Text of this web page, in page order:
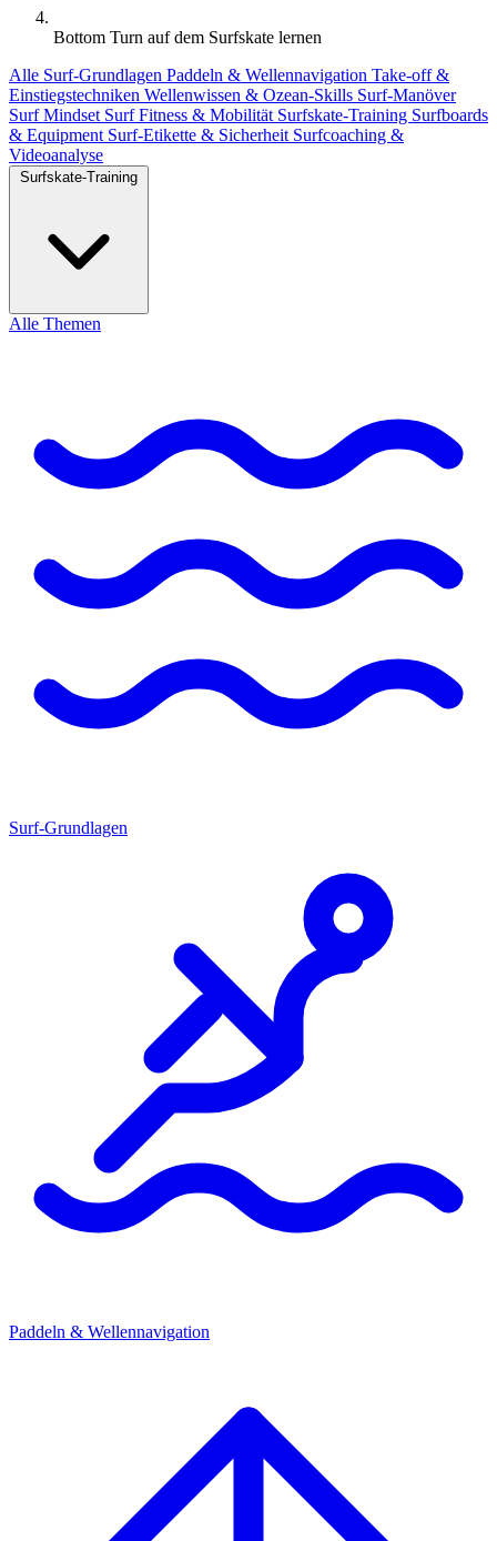
Bottom Turn auf dem Surfskate lernen
Alle Surf-Grundlagen Paddeln & Wellennavigation Take-off &
Einstiegstechniken Wellenwissen & Ozean-Skills Surf-Manöver
Surf Mindset Surf Fitness & Mobilität Surfskate-Training Surfboards
& Equipment Surf-Etikette & Sicherheit Surfcoaching &
Videoanalyse
Surfskate-Training
Alle Themen
Surf-Grundlagen
Paddeln & Wellennavigation